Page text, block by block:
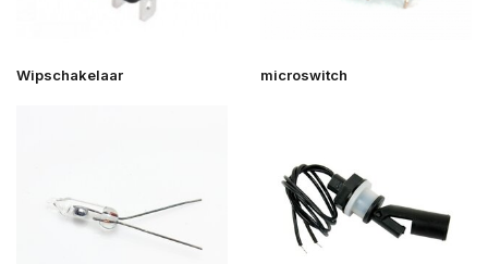
Wipschakelaar microswitch